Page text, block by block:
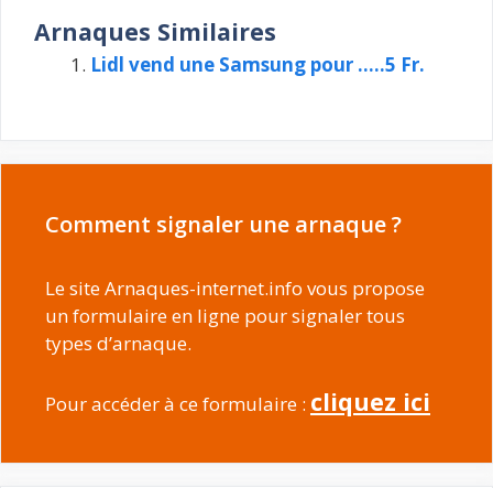
Arnaques Similaires
Lidl vend une Samsung pour …..5 Fr.
Comment signaler une arnaque ?
Le site Arnaques-internet.info vous propose
un formulaire en ligne pour signaler tous
types d’arnaque.
Pour accéder à ce formulaire : cliquez ici